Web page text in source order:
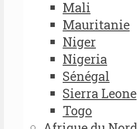
Mali
Mauritanie
Niger
Nigeria
Sénégal
Sierra Leone
Togo